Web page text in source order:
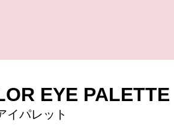
EYE PALETTE
イパレット